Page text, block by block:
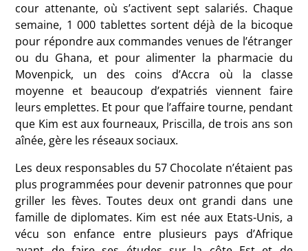
cour attenante, où s’activent sept salariés. Chaque
semaine, 1 000 tablettes sortent déjà de la bicoque
pour répondre aux commandes venues de l’étranger
ou du Ghana, et pour alimenter la pharmacie du
Movenpick, un des coins d’Accra où la classe
moyenne et beaucoup d’expatriés viennent faire
leurs emplettes. Et pour que l’affaire tourne, pendant
que Kim est aux fourneaux, Priscilla, de trois ans son
aînée, gère les réseaux sociaux.
Les deux responsables du 57 Chocolate n’étaient pas
plus programmées pour devenir patronnes que pour
griller les fèves. Toutes deux ont grandi dans une
famille de diplomates. Kim est née aux Etats-Unis, a
vécu son enfance entre plusieurs pays d’Afrique